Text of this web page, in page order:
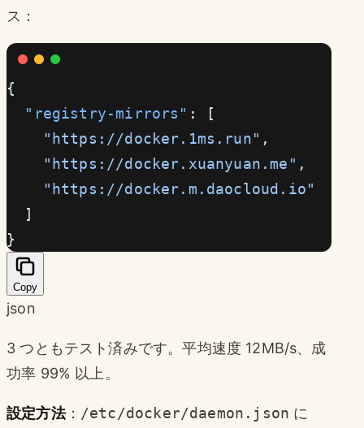
ス：
{
  "registry-mirrors"
: [
    "https://docker.1ms.run"
,
    "https://docker.xuanyuan.me"
,
    "https://docker.m.daocloud.io"
  ]
}
Copy
json
3 つともテスト済みです。平均速度 12MB/s、成
功率 99% 以上。
設定方法： /etc/docker/daemon.json に